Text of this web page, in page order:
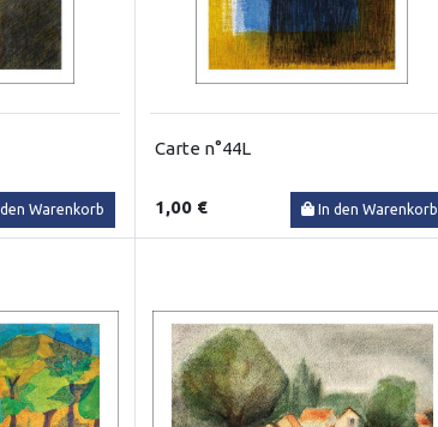
Warenkorb
Carte n°44L
1,00 € In den Warenkorb